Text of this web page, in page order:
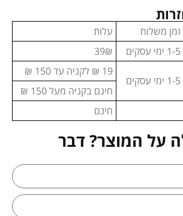
זמן משלוח
עלות
1-5 ימי עסקים 39₪
1-5 ימי עסקים
19 ₪ לקניה עד 150 ₪
חינם בקניה מעל 150 ₪
חינם
על המוצר? דבר